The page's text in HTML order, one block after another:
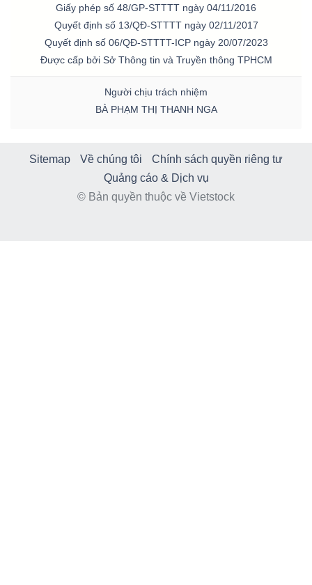
Giấy phép số 48/GP-STTTT ngày 04/11/2016
Quyết định số 13/QĐ-STTTT ngày 02/11/2017
Quyết định số 06/QĐ-STTTT-ICP ngày 20/07/2023
Được cấp bởi Sở Thông tin và Truyền thông TPHCM
Người chịu trách nhiệm
BÀ PHẠM THỊ THANH NGA
Sitemap Về chúng tôi
Chính sách quyền riêng tư
Quảng cáo & Dịch vụ
© Bản quyền thuộc về Vietstock